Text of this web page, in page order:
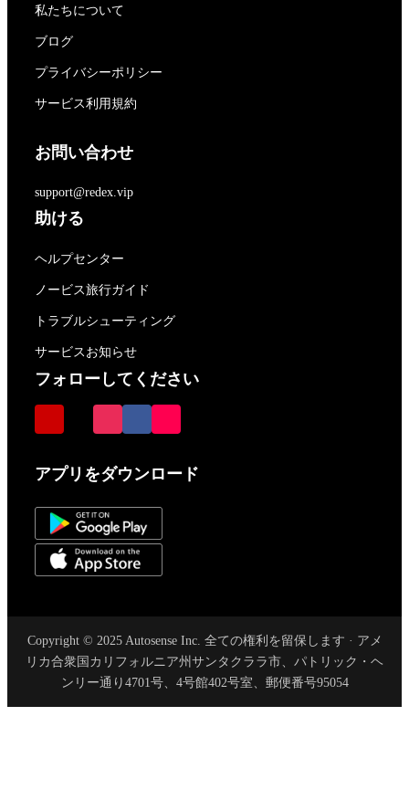
私たちについて
ブログ
プライバシーポリシー
サービス利用規約
お問い合わせ
support@redex.vip
助ける
ヘルプセンター
ノービス旅行ガイド
トラブルシューティング
サービスお知らせ
フォローしてください
アプリをダウンロード
Copyright © 2025 Autosense Inc. 全ての権利を留保します · アメ
リカ合衆国カリフォルニア州サンタクララ市、パトリック・ヘ
ンリー通り4701号、4号館402号室、郵便番号95054